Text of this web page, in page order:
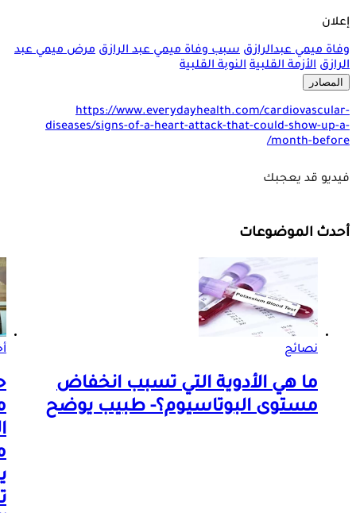
إعلان
وفاة ميمي عبدالرازق سبب وفاة ميمي عبد الرازق مرض ميمي عبد
الرازق الأزمة القلبية النوبة القلبية
المصادر
https://www.everydayhealth.com/cardiovascular-
diseases/signs-of-a-heart-attack-that-could-show-up-a-
month-before/
فيديو قد يعجبك
أحدث الموضوعات
نصائح
ما هي الأدوية التي تسبب انخفاض
مستوى البوتاسيوم؟- طبيب يوضح